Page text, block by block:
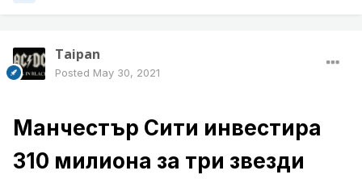
Taipan
Posted May 30, 2021
Манчестър Сити инвестира
310 милиона за три звезди